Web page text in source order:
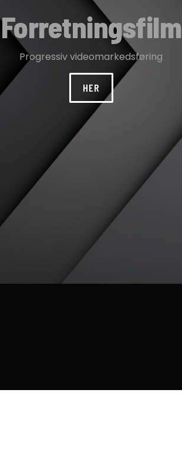
Forretningsfilm
Progressiv videomarkedsføring
HER